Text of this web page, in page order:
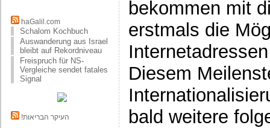
haGalil.com
Schalom Kochbuch
Auswanderung aus Israel
bleibt auf Rekordniveau
Freispruch für NS-
Vergleiche sendet fatales
Signal
!העיקר הבריאות
bekommen mit
erstmals die
Diesem
bald weitere